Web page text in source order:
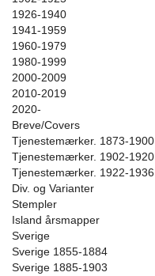
1926-1940
1941-1959
1960-1979
1980-1999
2000-2009
2010-2019
2020-
Breve/Covers
Tjenestemærker. 1873-1900
Tjenestemærker. 1902-1920
Tjenestemærker. 1922-1936
Div. og Varianter
Stempler
Island årsmapper
Sverige
Sverige 1855-1884
Sverige 1885-1903